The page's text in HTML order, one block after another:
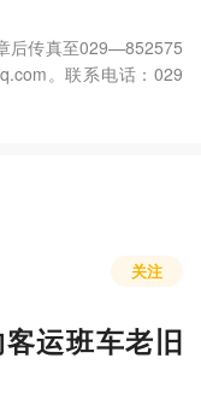
后传真至029—852575
。联系电话：029
关注
运班车老旧